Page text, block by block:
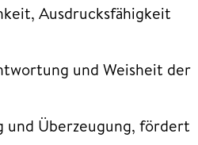
Ausdrucksfähigkeit
und Weisheit der
Überzeugung, fördert